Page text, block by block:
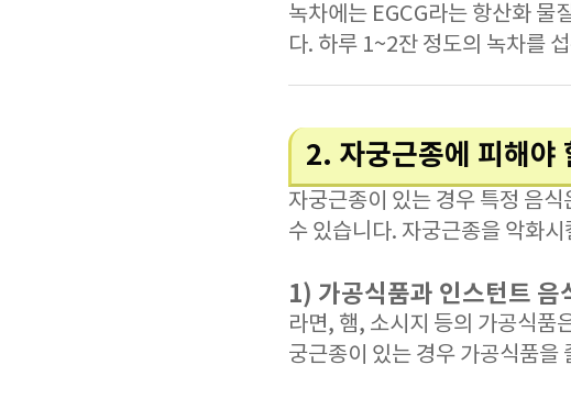
녹차에는 EGCG라는 항산화 물
다. 하루 1~2잔 정도의 녹차를
2. 자궁근종에 피해야
자궁근종이 있는 경우 특정 음
수 있습니다. 자궁근종을 악화
1) 가공식품과 인스턴트 음
라면, 햄, 소시지 등의 가공식품
궁근종이 있는 경우 가공식품을